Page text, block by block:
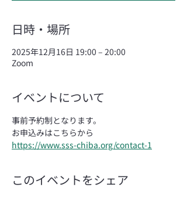
日時・場所
2025年12月16日 19:00 – 20:00
Zoom
イベントについて
事前予約制となります。
お申込みはこちらから
https://www.sss-chiba.org/contact-1
このイベントをシェア